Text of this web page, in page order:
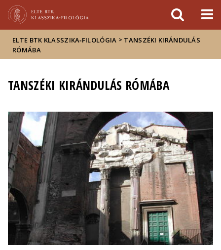
sajtóban
ELTE BTK KLASSZIKA‑FILOLÓGIA > TANSZÉKI KIRÁNDULÁS
RÓMÁBA
TANSZÉKI KIRÁNDULÁS RÓMÁBA